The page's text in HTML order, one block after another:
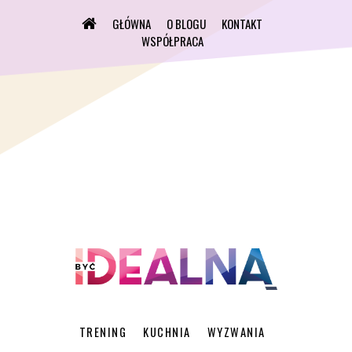
GŁÓWNA O BLOGU
KONTAKT
WSPÓŁPRACA
TRENING KUCHNIA WYZWANIA